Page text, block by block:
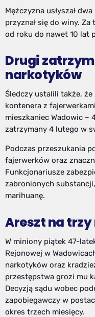
Mężczyzna usłyszał
przyznał się do winy.
od roku do nawet 10 lat
Drugi
narkotyków
Śledczy ustalili także, że
kontenera z
mieszkaniec Wadowic –
zatrzymany 4 lutego w
Podczas przeszukania
fajerwerków oraz
Funkcjonariusze
zabronionych
marihuanę.
Areszt na
W miniony piątek 47-
Rejonowej w
narkotyków oraz
przestępstwa grozi mu
Decyzją sądu wobec
zapobiegawczy w
okres trzech miesięcy.